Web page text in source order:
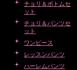
チョリ＆ボトムセ
ット
チョリ＆パンツセ
ット
ワンピース
レッスンパンツ
ハーレムパンツ